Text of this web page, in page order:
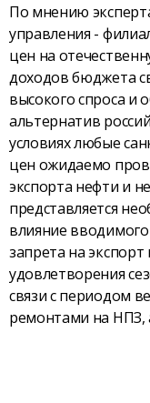
По мнению
управления -
цен на
доходов бюджета
высокого спроса и
альтернатив
условиях любые
цен ожидаемо
экспорта нефти и
представляется
влияние вводимого
запрета на
удовлетворения
связи с периодом
ремонтами на НПЗ,